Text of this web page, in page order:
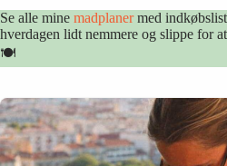
Se alle mine madplanermed
hverdagen lidt nemmere og slippe for
🍽️